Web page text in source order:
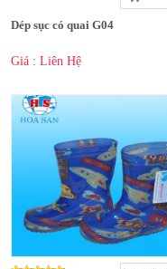
Dép sục có quai G04
Giá : Liên Hệ